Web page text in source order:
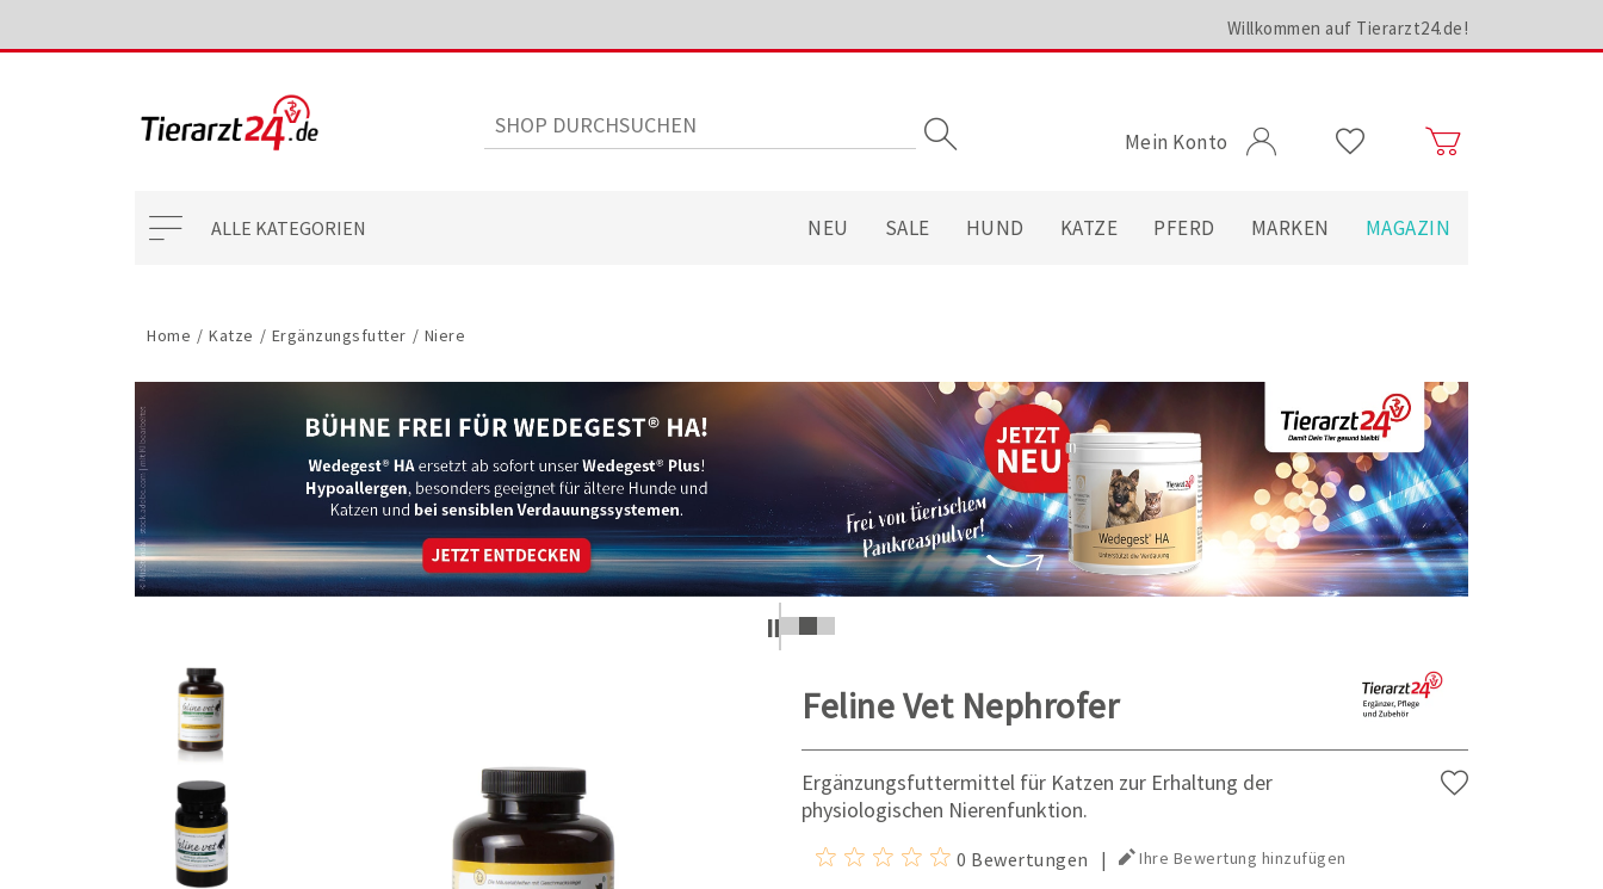
Willkommen auf Tierarzt24.de!
Mein Konto
ALLE KATEGORIEN NEU SALE HUND KATZE PFERD MARKEN MAGAZIN
Home / Katze / Ergänzungsfutter / Niere
Feline Vet Nephrofer
Ergänzungsfuttermittel für Katzen zur Erhaltung der
physiologischen Nierenfunktion.
0 Bewertungen | Ihre Bewertung hinzufügen